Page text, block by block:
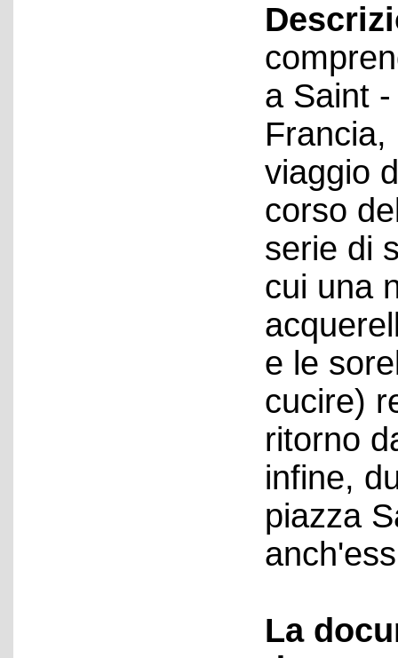
a Saint
viaggio
corso
serie di
cui una
e le
cucire)
ritorno
infine,
piazza
La